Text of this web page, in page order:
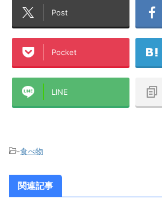
Post
Pocket
LINE
-食べ物
関連記事